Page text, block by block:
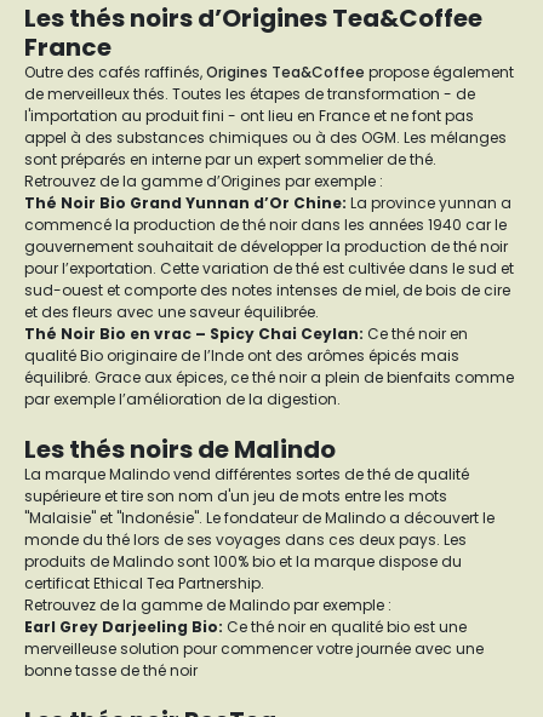
Les thés noirs d’Origines Tea&Coffee
France
Outre des cafés raffinés,Origines Tea&Coffee propose également
de merveilleux thés. Toutes les étapes de transformation - de
l'importation au produit fini - ont lieu en France et ne font pas
appel à des substances chimiques ou à des OGM. Les mélanges
sont préparés en interne par un expert sommelier de thé.
Retrouvez de la gamme d’Origines par exemple :
Thé Noir Bio Grand Yunnan d’Or Chine: La province yunnan a
commencé la production de thé noir dans les années 1940 car le
gouvernement souhaitait de développer la production de thé noir
pour l’exportation. Cette variation de thé est cultivée dans le sud et
sud-ouest et comporte des notes intenses de miel, de bois de cire
et des fleurs avec une saveur équilibrée.
Thé Noir Bio en vrac – Spicy Chai Ceylan: Ce thé noir en
qualité Bio originaire de l’Inde ont des arômes épicés mais
équilibré. Grace aux épices, ce thé noir a plein de bienfaits comme
par exemple l’amélioration de la digestion.
Les thés noirs de Malindo
La marque Malindo vend différentes sortes de thé de qualité
supérieure et tire son nom d'un jeu de mots entre les mots
"Malaisie" et "Indonésie". Le fondateur de Malindo a découvert le
monde du thé lors de ses voyages dans ces deux pays. Les
produits de Malindo sont 100% bio et la marque dispose du
certificat Ethical Tea Partnership.
Retrouvez de la gamme de Malindo par exemple :
Earl Grey Darjeeling Bio: Ce thé noir en qualité bio est une
merveilleuse solution pour commencer votre journée avec une
bonne tasse de thé noir